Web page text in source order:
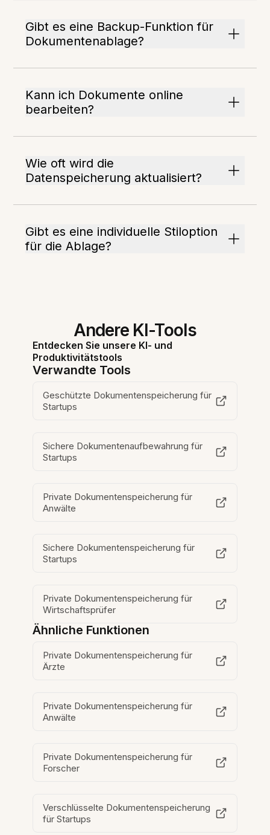
Gibt es eine Backup-Funktion für
Dokumentenablage?
Kann ich Dokumente online
bearbeiten?
Wie oft wird die
Datenspeicherung aktualisiert?
Gibt es eine individuelle Stiloption
für die Ablage?
Andere KI-Tools
Entdecken Sie unsere KI- und
Produktivitätstools
Verwandte Tools
Geschützte Dokumentenspeicherung für
Startups
Sichere Dokumentenaufbewahrung für
Startups
Private Dokumentenspeicherung für
Anwälte
Sichere Dokumentenspeicherung für
Startups
Private Dokumentenspeicherung für
Wirtschaftsprüfer
Ähnliche Funktionen
Private Dokumentenspeicherung für
Ärzte
Private Dokumentenspeicherung für
Anwälte
Private Dokumentenspeicherung für
Forscher
Verschlüsselte Dokumentenspeicherung
für Startups